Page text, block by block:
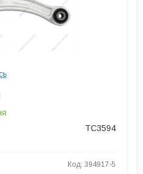
TC3594
Код: 394917-5